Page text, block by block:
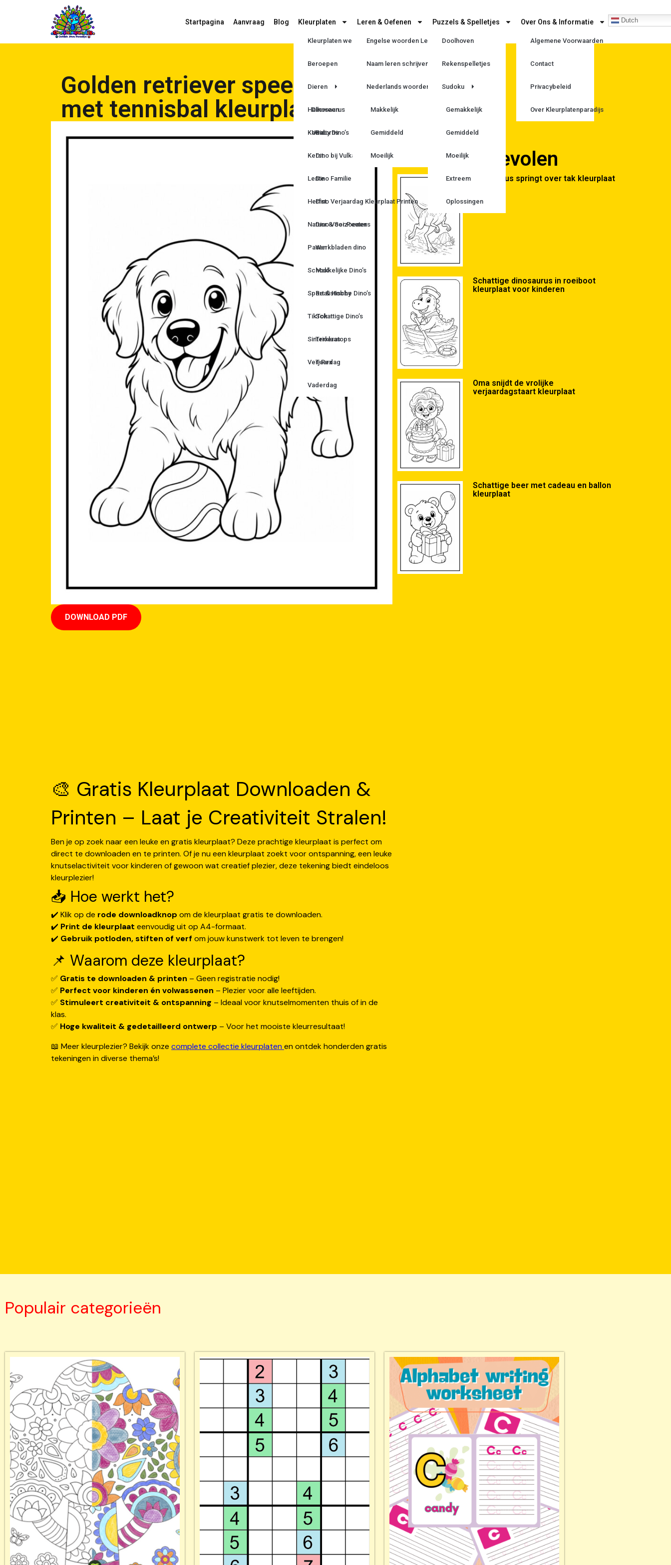
Startpagina Aanvraag Blog Kleurplaten
Kleurplaten wedstrijd
Beroepen
Dieren
Dinosaurus
Baby Dino’s
Dino bij Vulkaan
Dino Familie
Dino Verjaardag Kleurplaat Printen
Dino Voor Peuters
Werkbladen dino
Makkelijke Dino’s
Realistische Dino’s
Schattige Dino’s
Triceratops
T-Rex
Unicorns
Halloween
Kawaii
Kerst
Lente
Herfst
Natuur & Seizoenen
Pasen
School
Sport & Hobby
TikTok
Sinterklaas
Verjaardag
Vaderdag
Leren & Oefenen
Engelse woorden Leren
Naam leren schrijven
Nederlands woorden Leren
Makkelijk
Gemiddeld
Moeilijk
Puzzels & Spelletjes
Doolhoven
Rekenspelletjes
Sudoku
Gemakkelijk
Gemiddeld
Moeilijk
Extreem
Oplossingen
Over Ons & Informatie
Algemene Voorwaarden
Contact
Privacybeleid
Over Kleurplatenparadijs
Dutch
Golden retriever speelt vrolijk
met tennisbal kleurplaat
DOWNLOAD PDF
🎨 Gratis Kleurplaat Downloaden &
Printen – Laat je Creativiteit Stralen!
Ben je op zoek naar een leuke en gratis kleurplaat? Deze prachtige kleurplaat is perfect om
direct te downloaden en te printen. Of je nu een kleurplaat zoekt voor ontspanning, een leuke
knutselactiviteit voor kinderen of gewoon wat creatief plezier, deze tekening biedt eindeloos
kleurplezier!
📥 Hoe werkt het?
✔️ Klik op de rode downloadknop om de kleurplaat gratis te downloaden.
✔️ Print de kleurplaat eenvoudig uit op A4-formaat.
✔️ Gebruik potloden, stiften of verf om jouw kunstwerk tot leven te brengen!
📌 Waarom deze kleurplaat?
✅ Gratis te downloaden & printen – Geen registratie nodig!
✅ Perfect voor kinderen én volwassenen – Plezier voor alle leeftijden.
✅ Stimuleert creativiteit & ontspanning – Ideaal voor knutselmomenten thuis of in de
klas.
✅ Hoge kwaliteit & gedetailleerd ontwerp – Voor het mooiste kleurresultaat!
📖 Meer kleurplezier? Bekijk onze complete collectie kleurplatenen ontdek honderden gratis
tekeningen in diverse thema’s!
Aanbevolen
Gallimimus springt over tak kleurplaat
Schattige dinosaurus in roeiboot
kleurplaat voor kinderen
Oma snijdt de vrolijke
verjaardagstaart kleurplaat
Schattige beer met cadeau en ballon
kleurplaat
Populair categorieën